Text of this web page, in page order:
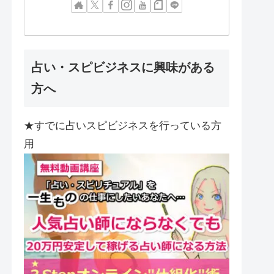
占い・スピビジネスに興味がある
方へ
★すでに占いスピビジネスを行っている方
用